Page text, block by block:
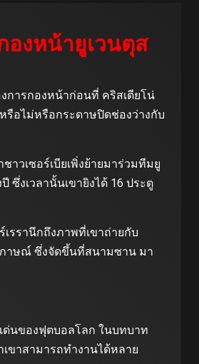
องหน้ายูเวนตุส
การกองหน้าก่อนที่ คริสเตียโน่
รือไม่หรือกระดาษปิดช่องว่างกับ
าวเซอร์เบียเพิ่งย้ายมาร่วมทีมยู
งเวลานั้นเขายิงได้ 16 ประตู
รรานึกถึงภาพที่เขาถ่ายกับ
ภาษณ์ ซึ่งจัดขึ้นที่สนามซาน มา
ด่นของฟุตบอลโลก ในบทบาท
ขาสามารถทำงานได้หลาย